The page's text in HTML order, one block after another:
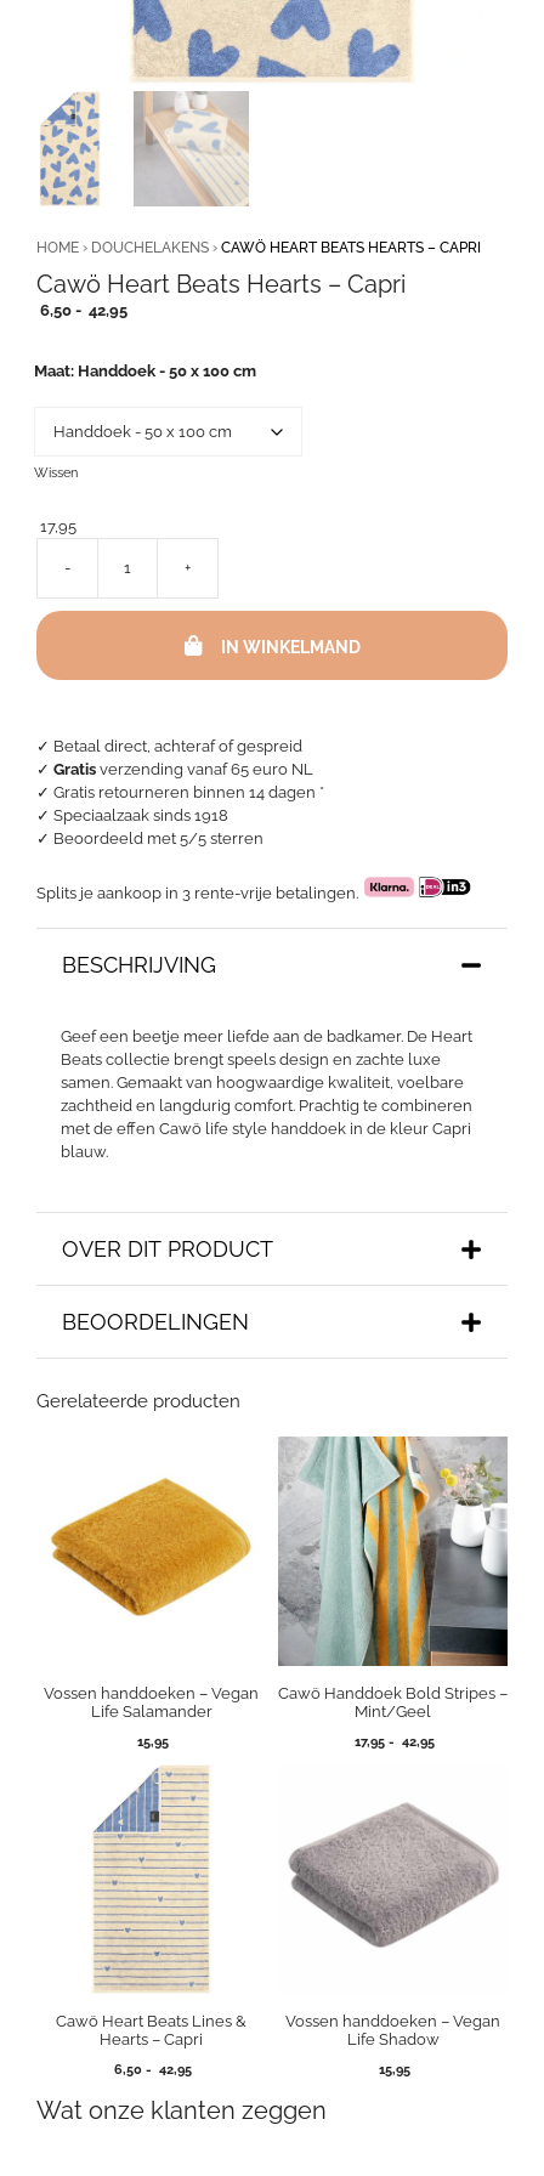
✓ Betaal direct, achteraf of gespreid
✓ Gratis verzending vanaf 65 euro NL
✓ Gratis retourneren binnen 14 dagen *
✓ Speciaalzaak sinds 1918
✓ Beoordeeld met 5/5 sterren
Splits je aankoop in 3 rente-vrije betalingen.
HOME › DOUCHELAKENS › CAWÖ HEART BEATS HEARTS – CAPRI
Cawö Heart Beats Hearts – Capri
6,50 - 42,95Prijsklasse:
42,95
BESCHRIJVING
Geef een beetje meer liefde aan de badkamer. De Heart
Beats collectie brengt speels design en zachte luxe
samen. Gemaakt van hoogwaardige kwaliteit, voelbare
zachtheid en langdurig comfort. Prachtig te combineren
met de effen Cawö life style handdoek in de kleur Capri
blauw.
OVER DIT PRODUCT
BEOORDELINGEN
Maat Handdoek - 50 x 100 cm
Wissen
17,95
-
Heart
Hearts
+
IN WINKELMAND
Gerelateerde producten
Vossen handdoeken – Vegan
Life Salamander
15,95
Cawö Handdoek Bold Stripes –
Mint/Geel
17,95 - 42,95Prijsklasse:
Cawö Heart Beats Lines &
Hearts – Capri
6,50 - 42,95Prijsklasse:
tot
Vossen handdoeken – Vegan
Life Shadow
15,95
Wat onze klanten zeggen